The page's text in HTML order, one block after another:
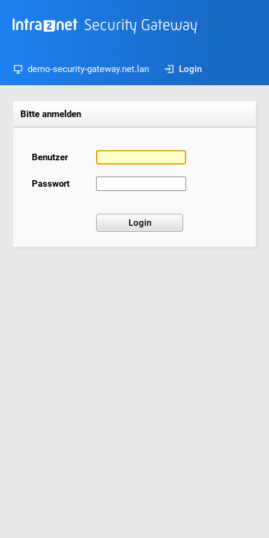
demo-security-gateway.net.lan Login
Bitte anmelden
Benutzer
Passwort